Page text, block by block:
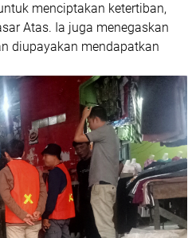
menciptakan ketertiban,
Atas. Ia juga menegaskan
diupayakan mendapatkan